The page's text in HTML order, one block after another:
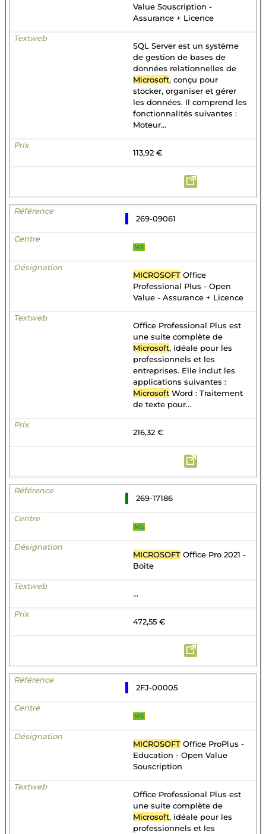
Value Souscription -
Assurance + Licence
SQL Server est un système
de gestion de bases de
données relationnelles de
Microsoft, conçu pour
stocker, organiser et gérer
les données. Il comprend les
fonctionnalités suivantes :
Moteur...
113,92 €
269-09061
MS
MICROSOFT Office
Professional Plus - Open
Value - Assurance + Licence
Office Professional Plus est
une suite complète de
Microsoft, idéale pour les
professionnels et les
entreprises. Elle inclut les
applications suivantes :
Microsoft Word : Traitement
de texte pour...
216,32 €
269-17186
MS
MICROSOFT Office Pro 2021 -
Boîte
...
472,55 €
2FJ-00005
MS
MICROSOFT Office ProPlus -
Education - Open Value
Souscription
Office Professional Plus est
une suite complète de
Microsoft, idéale pour les
professionnels et les